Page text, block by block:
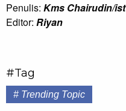
Penulis: Kms Chairudin/ist
Editor: Riyan
#Tag
# Trending Topic